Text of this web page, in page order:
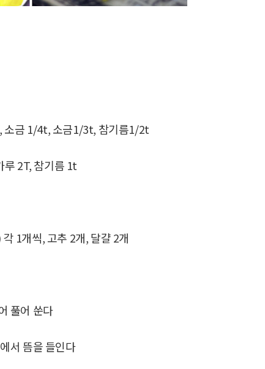
소금 1/4t, 소금1/3t, 참기름1/2t
루 2T, 참기름 1t
1개씩, 고추 2개, 달걀 2개
풀어 쑨다
서 뜸을 들인다